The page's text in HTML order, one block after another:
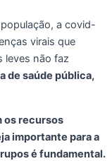
a covid-
virais que
leves não faz
de saúde pública,
os recursos
importante para a
é fundamental.